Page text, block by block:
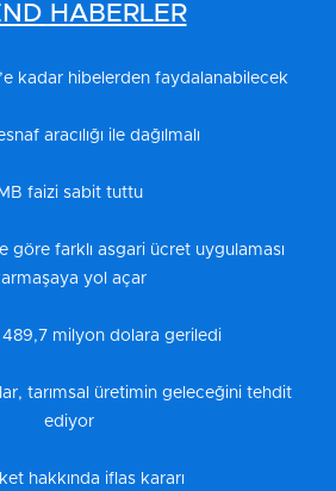
HABERLER
kadar hibelerden faydalanabilecek
aracılığı ile dağılmalı
MB faizi sabit tuttu
göre farklı asgari ücret uygulaması
yol açar
milyon dolara geriledi
tarımsal üretimin geleceğini tehdit
ediyor
hakkında iflas kararı